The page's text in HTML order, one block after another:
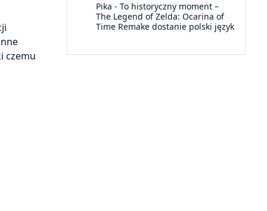
czemu
Pika - To historyczny moment –
The Legend of Zelda: Ocarina of
Time Remake dostanie polski język